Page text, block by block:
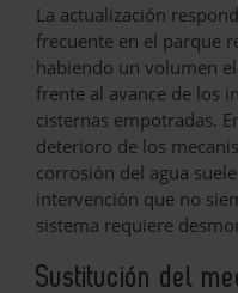
La actualización
frecuente en el parque
habiendo un volumen
frente al avance de los
cisternas empotradas.
deterioro de los
corrosión del agua
intervención que no
sistema requiere
Sustitución del